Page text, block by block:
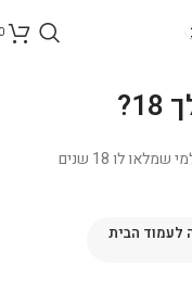
הכניסה והרכישה בחנות האתר מיועדת למי שמלאו לו 18 שנים
לעמוד הבית